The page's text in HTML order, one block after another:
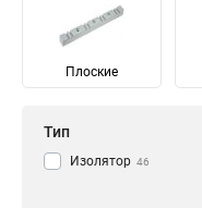
Плоские
Тип
Изолятор 46